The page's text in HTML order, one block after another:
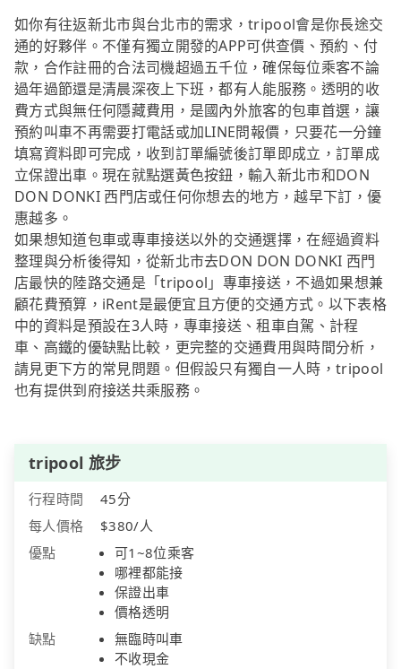
如你有往返新北市與台北市的需求，tripool會是你長途交
通的好夥伴。不僅有獨立開發的APP可供查價、預約、付
款，合作註冊的合法司機超過五千位，確保每位乘客不論
過年過節還是清晨深夜上下班，都有人能服務。透明的收
費方式與無任何隱藏費用，是國內外旅客的包車首選，讓
預約叫車不再需要打電話或加LINE問報價，只要花一分鐘
填寫資料即可完成，收到訂單編號後訂單即成立，訂單成
立保證出車。現在就點選黃色按鈕，輸入新北市和DON
DON DONKI 西門店或任何你想去的地方，越早下訂，優
惠越多。
如果想知道包車或專車接送以外的交通選擇，在經過資料
整理與分析後得知，從新北市去DON DON DONKI 西門
店最快的陸路交通是「tripool」專車接送，不過如果想兼
顧花費預算，iRent是最便宜且方便的交通方式。以下表格
中的資料是預設在3人時，專車接送、租車自駕、計程
車、高鐵的優缺點比較，更完整的交通費用與時間分析，
請見更下方的常見問題。但假設只有獨自一人時，tripool
也有提供到府接送共乘服務。
tripool 旅步
行程時間
45分
每人價格
$380/人
優點
可1~8位乘客
哪裡都能接
保證出車
價格透明
缺點
無臨時叫車
不收現金